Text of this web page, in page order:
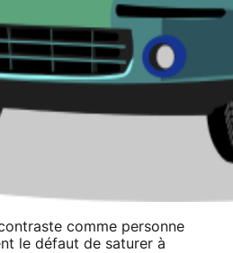
comme personne
le défaut de saturer à